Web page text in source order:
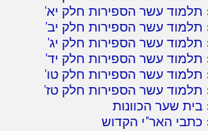
תלמוד עשר הספירות חלק יא'
תלמוד עשר הספירות חלק יב'
תלמוד עשר הספירות חלק יג'
תלמוד עשר הספירות חלק יד'
תלמוד עשר הספירות חלק טו'
תלמוד עשר הספירות חלק טז'
בית שער הכוונות
כתבי האר"י הקדוש